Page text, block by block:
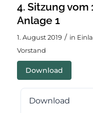
4. Sitzung vom
Anlage 1
1. August 2019 / in
Vorstand
Download
Download